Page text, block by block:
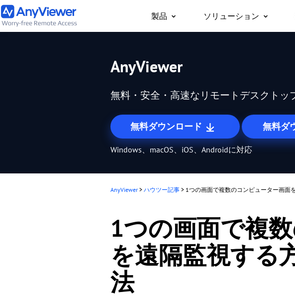
製品
セス
管理
ソリューション
どこからでも自分の
リモートサポート
遠隔でお客様のITトラ
リモートワーク
オフィスと同じように
リモートゲーム
どこからでもゲーム
海外にあるサーバーも
AnyViewer
無料・安全・高速なリモートデスクトッ
無料ダウンロード 無料ダ
Windows、macOS、iOS、Androidに対応
AnyViewer > ハウツー記事 > 1つの画面で複数のコンピューター画面
1つの画面で複
を遠隔監視する
法